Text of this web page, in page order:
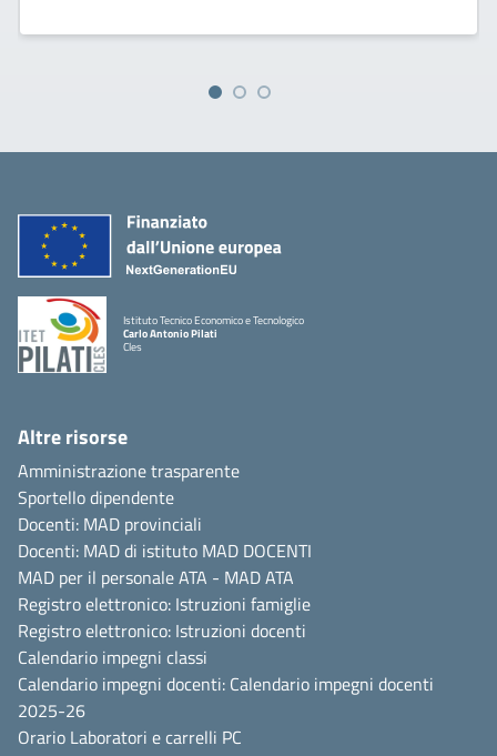
Istituto Tecnico Economico e Tecnologico
Carlo Antonio Pilati
Cles
Altre risorse
Amministrazione trasparente
Sportello dipendente
Docenti: MAD provinciali
Docenti: MAD di istituto MAD DOCENTI
MAD per il personale ATA - MAD ATA
Registro elettronico: Istruzioni famiglie
Registro elettronico: Istruzioni docenti
Calendario impegni classi
Calendario impegni docenti: Calendario impegni docenti
2025-26
Orario Laboratori e carrelli PC